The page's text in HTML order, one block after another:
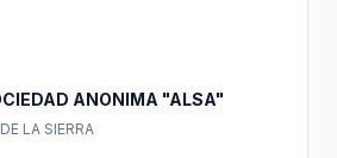
ANONIMA "ALSA"
LA SIERRA